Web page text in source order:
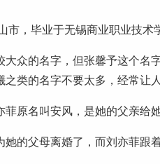
，毕业于无锡商业职业技术
众的名字，但张馨予这个名
类的名字不要太多，经常让
原名叫安风，是她的父亲给她
的父母离婚了，而刘亦菲跟